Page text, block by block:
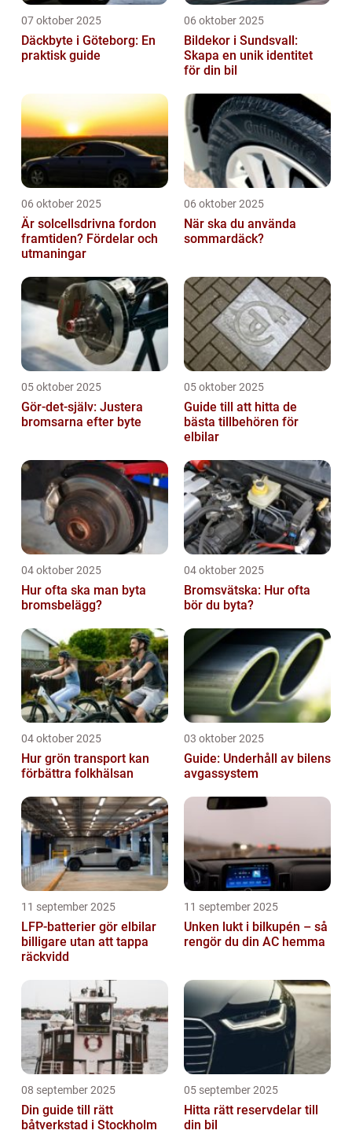
07 oktober 2025
Däckbyte i Göteborg: En
praktisk guide
06 oktober 2025
Bildekor i Sundsvall:
Skapa en unik identitet
för din bil
06 oktober 2025
Är solcellsdrivna fordon
framtiden? Fördelar och
utmaningar
06 oktober 2025
När ska du använda
sommardäck?
05 oktober 2025
Gör-det-själv: Justera
bromsarna efter byte
05 oktober 2025
Guide till att hitta de
bästa tillbehören för
elbilar
04 oktober 2025
Hur ofta ska man byta
bromsbelägg?
04 oktober 2025
Bromsvätska: Hur ofta
bör du byta?
04 oktober 2025
Hur grön transport kan
förbättra folkhälsan
03 oktober 2025
Guide: Underhåll av bilens
avgassystem
11 september 2025
LFP-batterier gör elbilar
billigare utan att tappa
räckvidd
11 september 2025
Unken lukt i bilkupén – så
rengör du din AC hemma
08 september 2025
Din guide till rätt
båtverkstad i Stockholm
05 september 2025
Hitta rätt reservdelar till
din bil